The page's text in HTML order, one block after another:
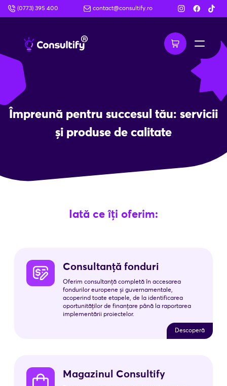
(0773) 395 400 contact@consultify.ro
Împreună pentru succesul tău: servicii
și produse de calitate
Iată ce îți oferim:
Consultanță fonduri
Oferim consultanță completă în accesarea
fondurilor europene și guvernamentale,
acoperind toate etapele, de la identificarea
oportunităților de finanțare până la raportarea
implementării proiectelor.
Descoperă
Magazinul Consultify